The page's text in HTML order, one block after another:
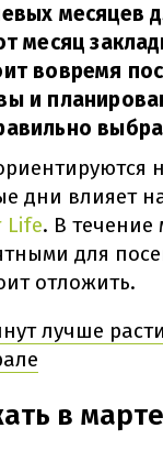
месяцев
месяц
вовремя
и
дни влияет
Life. В течение
для
отложить.
лучше
в